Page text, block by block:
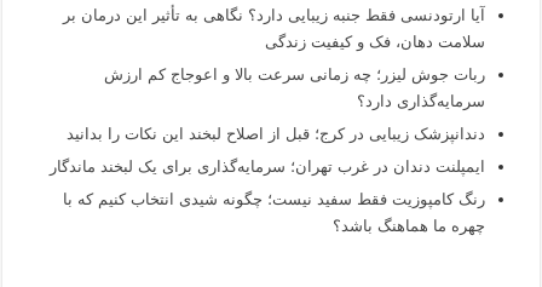
آیا ارتودنسی فقط جنبه زیبایی دارد؟ نگاهی به تأثیر این درمان بر
سلامت دهان، فک و کیفیت زندگی
ربات جوش لیزر؛ چه زمانی سرعت بالا و اعوجاج کم ارزش
سرمایه‌گذاری دارد؟
دندانپزشک زیبایی در کرج؛ قبل از اصلاح لبخند این نکات را بدانید
ایمپلنت دندان در غرب تهران؛ سرمایه‌گذاری برای یک لبخند ماندگار
رنگ کامپوزیت فقط سفید نیست؛ چگونه شیدی انتخاب کنیم که با
چهره ما هماهنگ باشد؟